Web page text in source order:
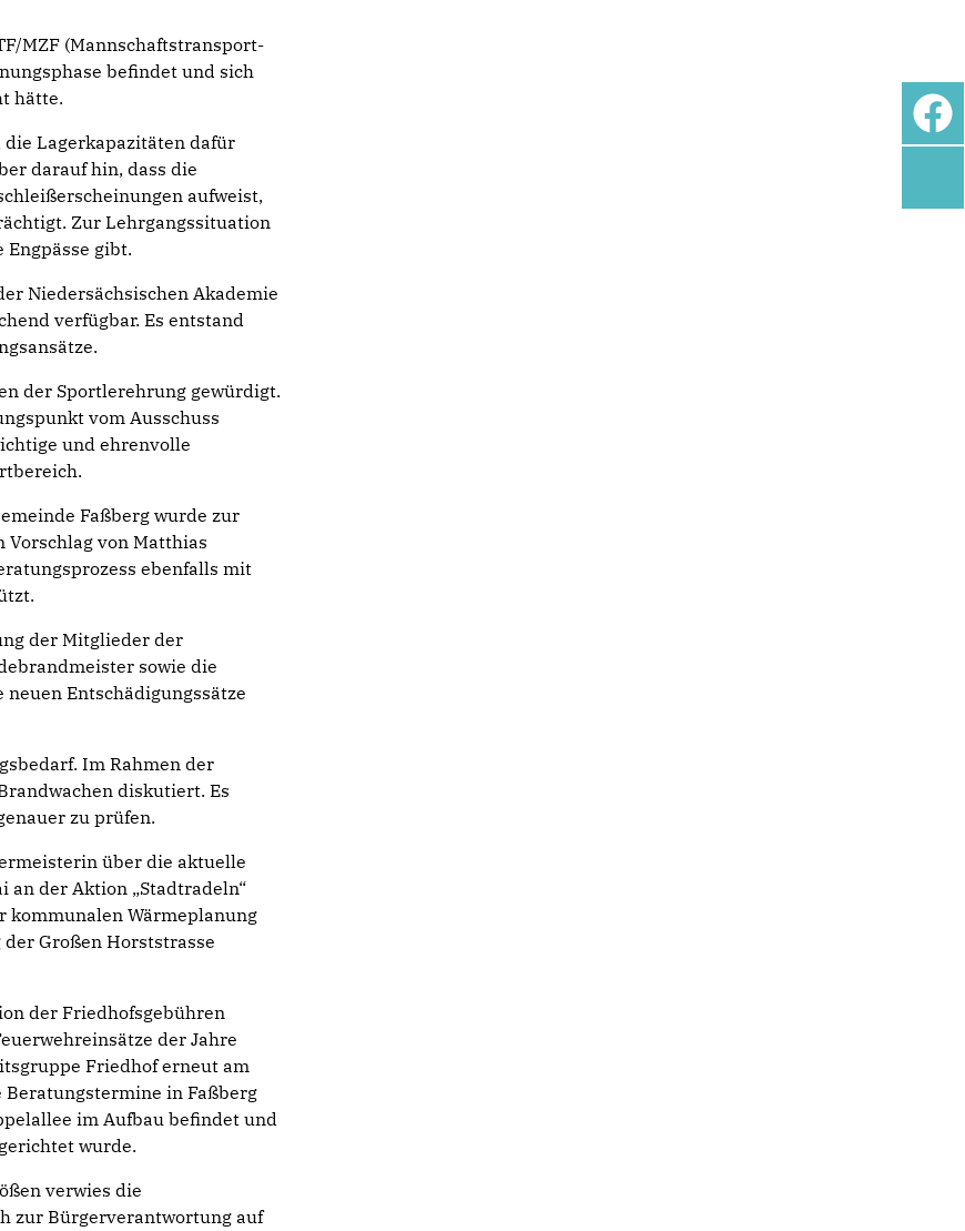
MZF (Mannschaftstransport-
befindet und sich
hätte.
Lagerkapazitäten dafür
darauf hin, dass die
aufweist,
Zur Lehrgangssituation
gibt.
Niedersächsischen Akademie
verfügbar. Es entstand
der Sportlerehrung gewürdigt.
vom Ausschuss
und ehrenvolle
Faßberg wurde zur
von Matthias
ebenfalls mit
der Mitglieder der
sowie die
Entschädigungssätze
Im Rahmen der
diskutiert. Es
zu prüfen.
über die aktuelle
der Aktion „Stadtradeln“
kommunalen Wärmeplanung
Großen Horststrasse
der Friedhofsgebühren
der Jahre
Friedhof erneut am
in Faßberg
im Aufbau befindet und
wurde.
verwies die
zur Bürgerverantwortung auf